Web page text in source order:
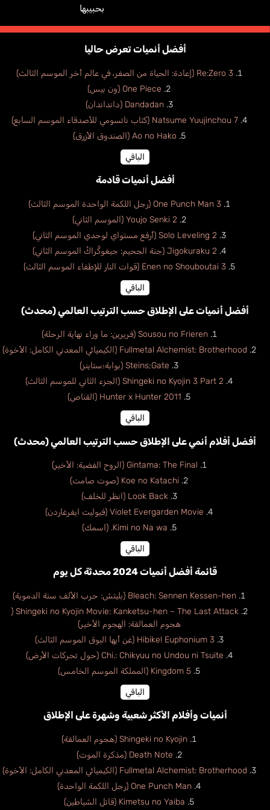
بحبيبها
أفضل أنميات تعرض حاليا
Re:Zero 3 (إعادة: الحياة من الصفر، في عالم أخر الموسم الثالث)
One Piece (ون بيس)
Dandadan (دانداندان)
Natsume Yuujinchou 7 (كتاب ناتسومي للأصدقاء الموسم السابع)
Ao no Hako (الصندوق الأزرق)
الباقي
أفضل أنميات قادمة
One Punch Man 3 (رجل اللكمة الواحدة الموسم الثالث)
Youjo Senki 2 (الموسم الثاني)
Solo Leveling 2 (أرفع مستواي لوحدي الموسم الثاني)
Jigokuraku 2 (جنة الجحيم: جيغوكُراكُ الموسم الثاني)
Enen no Shouboutai 3 (قوات النار للإطفاء الموسم الثالث)
الباقي
أفضل أنميات على الإطلاق حسب الترتيب العالمي (محدث)
Sousou no Frieren (فريرين: ما وراء نهاية الرحلة)
Fullmetal Alchemist: Brotherhood (الكيميائي المعدني الكامل: الأخوة)
Steins;Gate (بوابة؛ستاينز)
Shingeki no Kyojin 3 Part 2 (الجزء الثاني للموسم الثالث)
Hunter x Hunter 2011 (القناص)
الباقي
أفضل أفلام أنمي على الإطلاق حسب الترتيب العالمي (محدث)
Gintama: The Final (الروح الفضية: الأخير)
Koe no Katachi (صوت صامت)
Look Back (انظر للخلف)
Violet Evergarden Movie (فيوليت ايفرغاردن)
Kimi no Na wa. (اسمك)
الباقي
قائمة أفضل أنميات 2024 محدثة كل يوم
Bleach: Sennen Kessen-hen (بليتش: حرب الألف سنة الدموية)
Shingeki no Kyojin Movie: Kanketsu-hen – The Last Attack (
هجوم العمالقة: الهجوم الأخير)
Hibike! Euphonium 3 (غن أيها البوق الموسم الثالث)
Chi.: Chikyuu no Undou ni Tsuite (حول تحركات الأرض)
Kingdom 5 (المملكة الموسم الخامس)
الباقي
أنميات وأفلام الأكثر شعبية وشهرة على الإطلاق
Shingeki no Kyojin (هجوم العمالقة)
Death Note (مذكرة الموت)
Fullmetal Alchemist: Brotherhood (الكيميائي المعدني الكامل: الأخوة)
One Punch Man (رجل اللكمة الواحدة)
Kimetsu no Yaiba (قاتل الشياطين)